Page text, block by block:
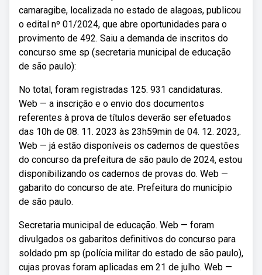
camaragibe, localizada no estado de alagoas, publicou
o edital nº 01/2024, que abre oportunidades para o
provimento de 492. Saiu a demanda de inscritos do
concurso sme sp (secretaria municipal de educação
de são paulo):
No total, foram registradas 125. 931 candidaturas.
Web — a inscrição e o envio dos documentos
referentes à prova de títulos deverão ser efetuados
das 10h de 08. 11. 2023 às 23h59min de 04. 12. 2023,.
Web — já estão disponíveis os cadernos de questões
do concurso da prefeitura de são paulo de 2024, estou
disponibilizando os cadernos de provas do. Web —
gabarito do concurso de ate. Prefeitura do município
de são paulo.
Secretaria municipal de educação. Web — foram
divulgados os gabaritos definitivos do concurso para
soldado pm sp (polícia militar do estado de são paulo),
cujas provas foram aplicadas em 21 de julho. Web —